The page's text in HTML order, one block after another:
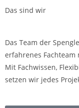
Das sind wir
Das Team der
erfahrenes Fachteam
Mit Fachwissen,
setzen wir jedes